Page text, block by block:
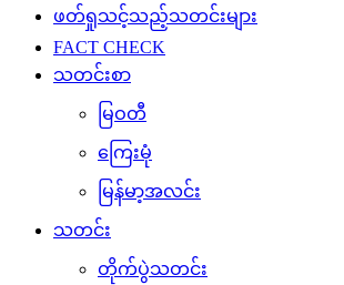
ဖတ်ရှုသင့်သည့်သတင်းများ
FACT CHECK
သတင်းစာ
မြဝတီ
ကြေးမုံ
မြန်မာ့အလင်း
သတင်း
တိုက်ပွဲသတင်း